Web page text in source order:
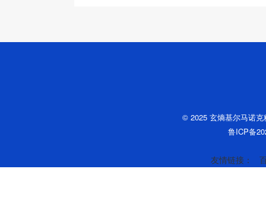
© 2025 玄熵基尔马诺
鲁ICP备
友情链接：